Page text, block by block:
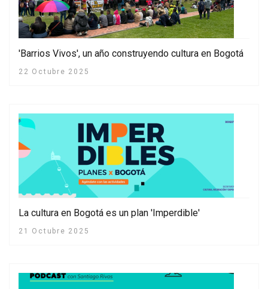
'Barrios Vivos', un año construyendo cultura en Bogotá
22 Octubre 2025
La cultura en Bogotá es un plan 'Imperdible'
21 Octubre 2025